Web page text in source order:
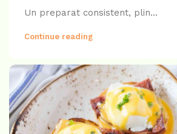
Un preparat consistent, plin...
Continue reading